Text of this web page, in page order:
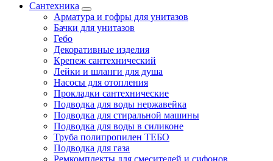
Сантехника
Арматура и гофры для унитазов
Бачки для унитазов
Гебо
Декоративные изделия
Крепеж сантехнический
Лейки и шланги для душа
Насосы для отопления
Прокладки сантехнические
Подводка для воды нержавейка
Подводка для стиральной машины
Подводка для воды в силиконе
Труба полипропилен ТЕБО
Подводка для газа
Ремкомплекты для смесителей и сифонов